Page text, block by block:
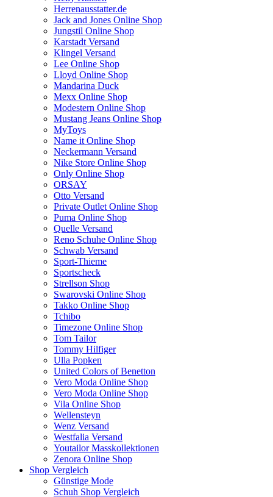
Herrenausstatter.de
Jack and Jones Online Shop
Jungstil Online Shop
Karstadt Versand
Klingel Versand
Lee Online Shop
Lloyd Online Shop
Mandarina Duck
Mexx Online Shop
Modestern Online Shop
Mustang Jeans Online Shop
MyToys
Name it Online Shop
Neckermann Versand
Nike Store Online Shop
Only Online Shop
ORSAY
Otto Versand
Private Outlet Online Shop
Puma Online Shop
Quelle Versand
Reno Schuhe Online Shop
Schwab Versand
Sport-Thieme
Sportscheck
Strellson Shop
Swarovski Online Shop
Takko Online Shop
Tchibo
Timezone Online Shop
Tom Tailor
Tommy Hilfiger
Ulla Popken
United Colors of Benetton
Vero Moda Online Shop
Vero Moda Online Shop
Vila Online Shop
Wellensteyn
Wenz Versand
Westfalia Versand
Youtailor Masskollektionen
Zenora Online Shop
Shop Vergleich
Günstige Mode
Schuh Shop Vergleich